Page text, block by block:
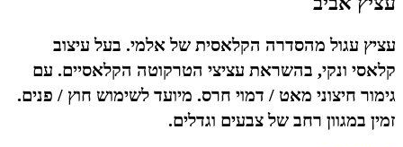
עציץ עגול מהסדרה הקלאסית של אלמי. בעל עיצוב
קלאסי ונקי, בהשראת עציצי הטרקוטה הקלאסיים. עם
גימור חיצוני מאט / דמוי חרס. מיועד לשימוש חוץ / פנים.
זמין במגוון רחב של צבעים וגדלים.